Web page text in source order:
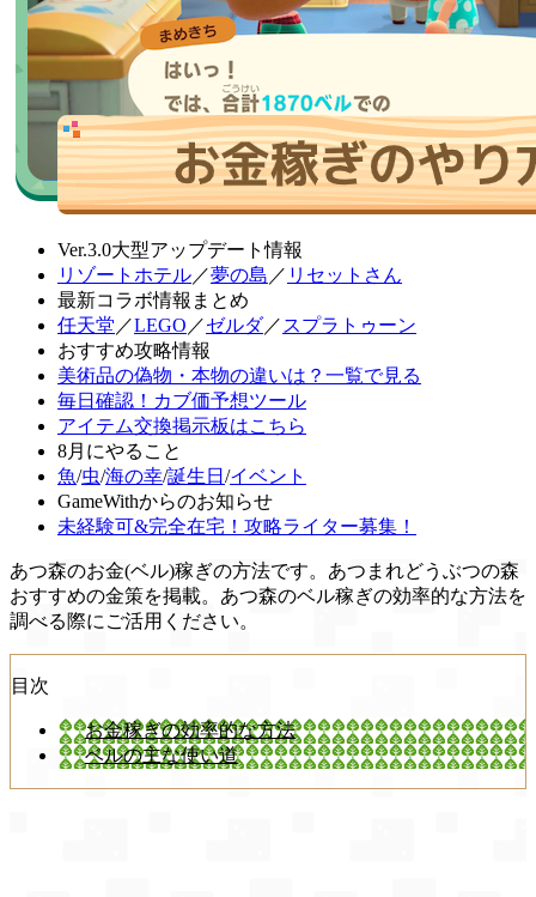
Ver.3.0大型アップデート情報
リゾートホテル／夢の島 ／ リセットさん
最新コラボ情報まとめ
任天堂 ／LEGO ／ゼルダ／ スプラトゥーン
おすすめ攻略情報
美術品の偽物・本物の違いは？一覧で見る
毎日確認！カブ価予想ツール
アイテム交換掲示板はこちら
8月にやること
魚/虫/海の幸/誕生日 /イベント
GameWithからのお知らせ
未経験可&完全在宅！攻略ライター募集！
あつ森のお金(ベル)稼ぎの方法です。あつまれどうぶつの森
おすすめの金策を掲載。あつ森のベル稼ぎの効率的な方法を
調べる際にご活用ください。
目次
お金稼ぎの効率的な方法
ベルの主な使い道